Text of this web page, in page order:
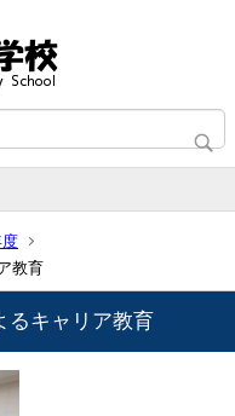
度
教育
るキャリア教育